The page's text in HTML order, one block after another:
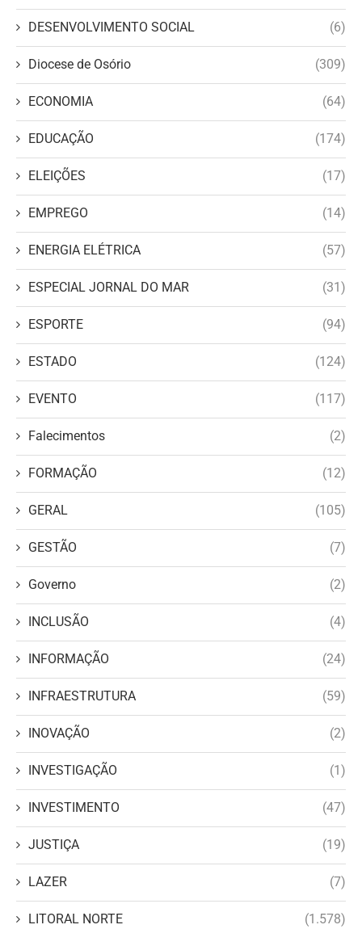
DESENVOLVIMENTO SOCIAL (6)
Diocese de Osório (309)
ECONOMIA (64)
EDUCAÇÃO (174)
ELEIÇÕES (17)
EMPREGO (14)
ENERGIA ELÉTRICA (57)
ESPECIAL JORNAL DO MAR (31)
ESPORTE (94)
ESTADO (124)
EVENTO (117)
Falecimentos (2)
FORMAÇÃO (12)
GERAL (105)
GESTÃO (7)
Governo (2)
INCLUSÃO (4)
INFORMAÇÃO (24)
INFRAESTRUTURA (59)
INOVAÇÃO (2)
INVESTIGAÇÃO (1)
INVESTIMENTO (47)
JUSTIÇA (19)
LAZER (7)
LITORAL NORTE (1.578)